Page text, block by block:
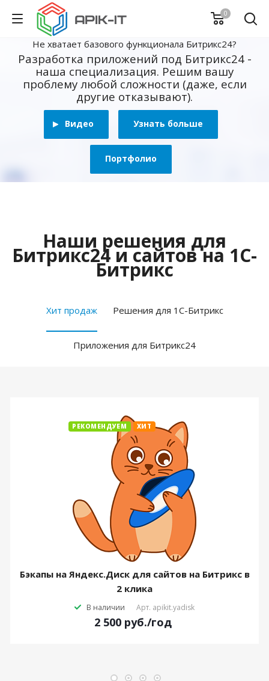
0
Не хватает базового функционала Битрикс24?
Разработка приложений под Битрикс24 -
наша специализация. Решим вашу
проблему любой сложности (даже, если
другие отказывают).
Видео Узнать больше
Портфолио
Наши решения для
Битрикс24 и сайтов на 1С-
Битрикс
Хит продаж Решения для 1С-Битрикс
Приложения для Битрикс24
РЕКОМЕНДУЕМ ХИТ
Бэкапы на Яндекс.Диск для сайтов на Битрикс в
2 клика
В наличии Арт. apikit.yadisk
2 500 руб./год